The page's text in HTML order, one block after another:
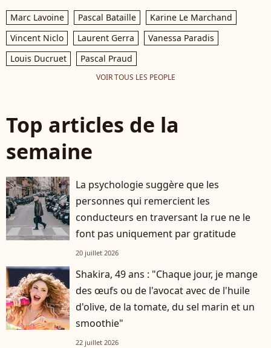
Marc Lavoine Pascal Bataille
Karine Le Marchand
Vincent Niclo
Laurent Gerra
Vanessa Paradis
Louis Ducruet
Pascal Praud
VOIR TOUS LES PEOPLE
Top articles de la
semaine
La psychologie suggère que les
personnes qui remercient les
conducteurs en traversant la rue ne le
font pas uniquement par gratitude
20 juillet 2026
Shakira, 49 ans : "Chaque jour, je mange
des œufs ou de l'avocat avec de l'huile
d'olive, de la tomate, du sel marin et un
smoothie"
22 juillet 2026